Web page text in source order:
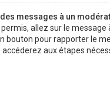
messages à un
permis, allez sur le message
bouton pour rapporter le
accéderez aux étapes